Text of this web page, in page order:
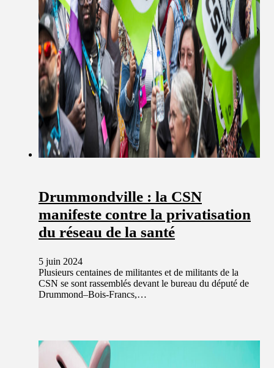
Drummondville : la CSN
manifeste contre la privatisation
du réseau de la santé
5 juin 2024
Plusieurs centaines de militantes et de militants de la
CSN se sont rassemblés devant le bureau du député de
Drummond–Bois-Francs,…